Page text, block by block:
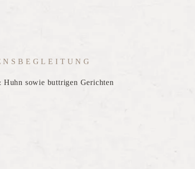
Huhn sowie buttrigen Gerichten